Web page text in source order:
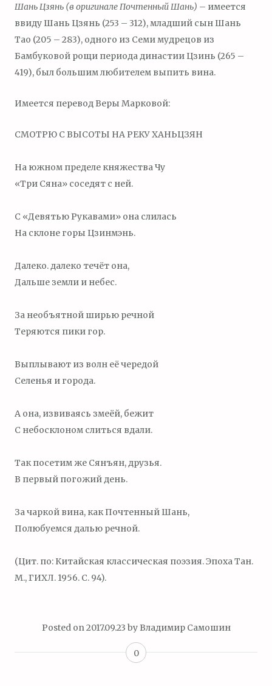
Шань Цзянь (в оригинале Почтенный Шань) – имеется
ввиду Шань Цзянь (253 – 312), младший сын Шань
Тао (205 – 283), одного из Семи мудрецов из
Бамбуковой рощи периода династии Цзинь (265 –
419), был большим любителем выпить вина.
Имеется перевод Веры Марковой:
СМОТРЮ С ВЫСОТЫ НА РЕКУ ХАНЬЦЗЯН
На южном пределе княжества Чу
«Три Сяна» соседят с ней.
С «Девятью Рукавами» она слилась
На склоне горы Цзинмэнь.
Далеко. далеко течёт она,
Дальше земли и небес.
За необъятной ширью речной
Теряются пики гор.
Выплывают из волн её чередой
Селенья и города.
А она, извиваясь змеёй, бежит
С небосклоном слиться вдали.
Так посетим же Сянъян, друзья.
В первый погожий день.
За чаркой вина, как Почтенный Шань,
Полюбуемся далью речной.
(Цит. по: Китайская классическая поэзия. Эпоха Тан.
М., ГИХЛ. 1956. С. 94).
Posted on2017.09.23 by Владимир Самошин
0